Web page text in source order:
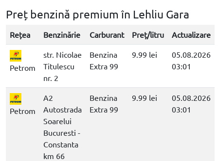
Preț benzină premium în Lehliu Gara
Rețea Benzinărie Carburant Preț/litru Actualizare
Petrom
str. Nicolae
Titulescu
nr. 2
Benzina
Extra 99
9.99 lei
05.08.2026
03:01
Petrom
A2
Autostrada
Soarelui
Bucuresti -
Constanta
km 66
Benzina
Extra 99
9.99 lei
05.08.2026
03:01